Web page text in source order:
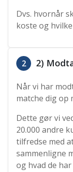
Dvs. hvornår
koste og
2 2)
Når vi har
matche dig op
Dette gør vi
20.000 andre
tilfredse med
sammenligne
og hvad de